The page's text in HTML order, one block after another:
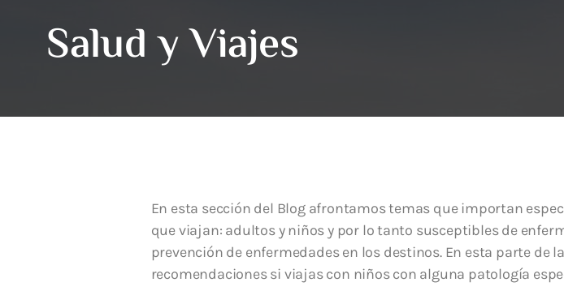
Salud y Viajes
En esta sección del Blog afrontamos temas que importan
que viajan: adultos y niños y por lo tanto susceptibles de
prevención de enfermedades en los destinos. En esta parte
recomendaciones si viajas con niños con alguna patología